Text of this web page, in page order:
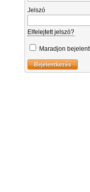
Jelszó
Elfelejtett jelszó?
Maradjon